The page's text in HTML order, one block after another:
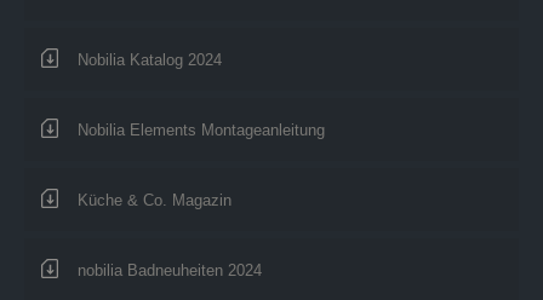
Nobilia Katalog 2024
Nobilia Elements Montageanleitung
Küche & Co. Magazin
nobilia Badneuheiten 2024